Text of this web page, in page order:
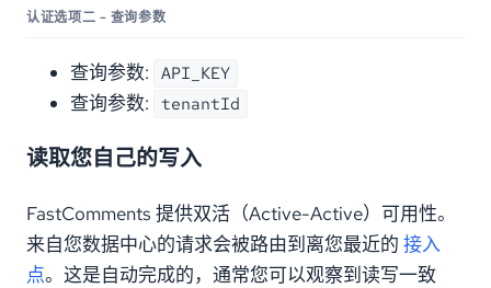
认证选项二 - 查询参数
查询参数: API_KEY
查询参数: tenantId
读取您自己的写入
FastComments 提供双活（Active-Active）可用性。
来自您数据中心的请求会被路由到离您最近的 接入
点。这是自动完成的，通常您可以观察到读写一致